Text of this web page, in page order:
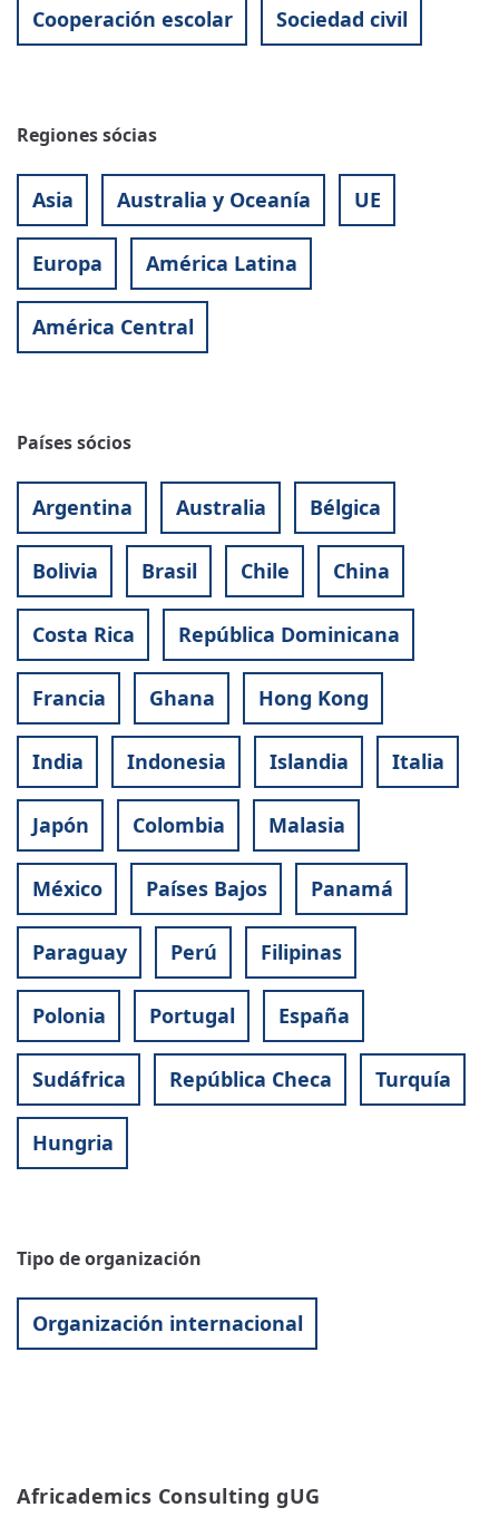
Cooperación escolar Sociedad civil
Regiones sócias
Asia Australia y Oceanía UE
Europa América Latina
América Central
Países sócios
Argentina Australia Bélgica
Bolivia Brasil Chile China
Costa Rica República Dominicana
Francia Ghana Hong Kong
India Indonesia Islandia Italia
Japón Colombia Malasia
México Países Bajos Panamá
Paraguay Perú Filipinas
Polonia Portugal España
Sudáfrica República Checa Turquía
Hungria
Tipo de organización
Organización internacional
Africademics Consulting gUG